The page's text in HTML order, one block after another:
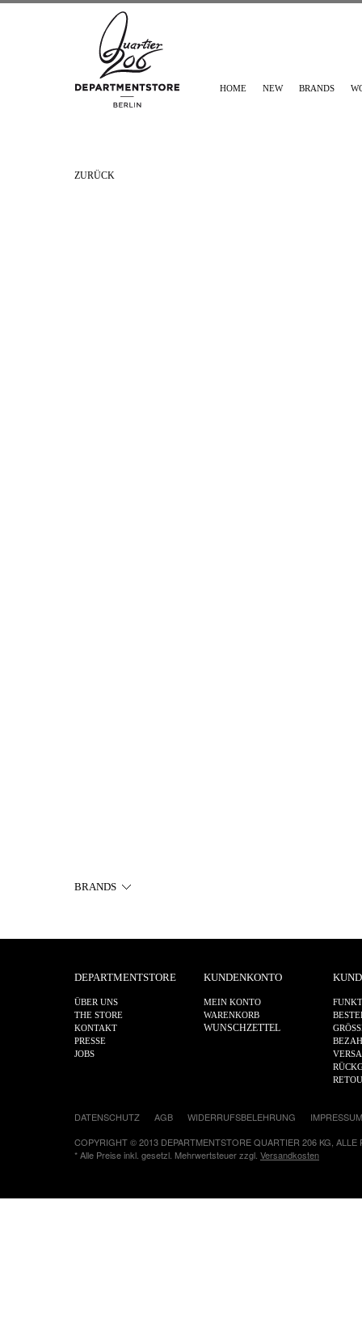
HOME NEW BRANDS
ZURÜCK
BRANDS
DEPARTMENTSTORE
ÜBER UNS
THE STORE
KONTAKT
PRESSE
JOBS
KUNDENKONTO
MEIN KONTO
WARENKORB
WUNSCHZETTEL
DATENSCHUTZ AGB WIDERRUFSBELEHRUNG
IMPRESSUM
COPYRIGHT © 2013 DEPARTMENTSTORE QUARTIER 206 KG, ALLE
* Alle Preise inkl. gesetzl. Mehrwertsteuer zzgl. Versandkosten